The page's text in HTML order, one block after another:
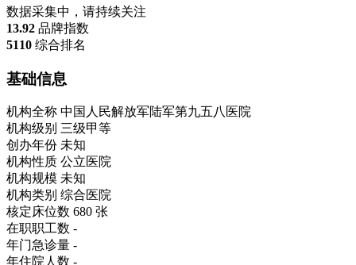
数据采集中，请持续关注
13.92 品牌指数
5110 综合排名
基础信息
机构全称 中国人民解放军陆军第九五八医院
机构级别 三级甲等
创办年份 未知
机构性质 公立医院
机构规模 未知
机构类别 综合医院
核定床位数 680 张
在职职工数 -
年门急诊量 -
年住院人数 -